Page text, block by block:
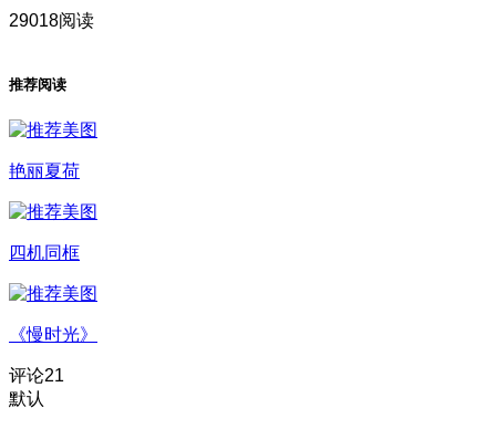
29018阅读
推荐阅读
艳丽夏荷
四机同框
《慢时光》
评论21
默认